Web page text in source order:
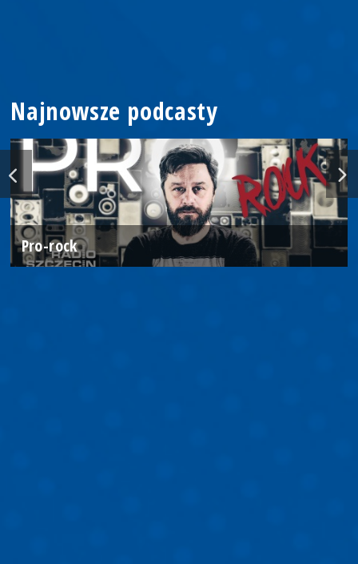
Najnowsze podcasty
Pro-rock